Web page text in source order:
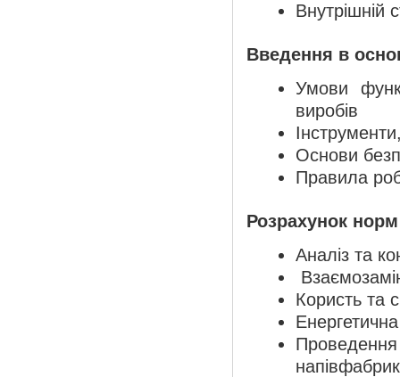
Внутрішній
Введення в
Умови
виробів
Основи
Правила
Розрахунок
Аналіз та
Користь та
Проведення